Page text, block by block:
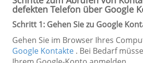
defekten Telefon über Google
Schritt 1: Gehen Sie zu Google
Gehen Sie im Browser Ihres
Google Kontakte . Bei Bedarf